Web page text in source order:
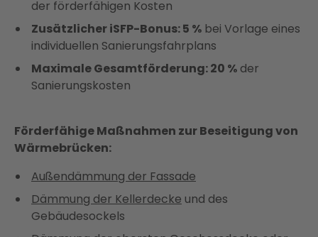
der förderfähigen Kosten
Zusätzlicher iSFP-Bonus: 5 % bei Vorlage eines
individuellen Sanierungsfahrplans
Maximale Gesamtförderung: 20 % der
Sanierungskosten
Förderfähige Maßnahmen zur Beseitigung von
Wärmebrücken:
Außendämmung der Fassade
Dämmung der Kellerdecke und des
Gebäudesockels